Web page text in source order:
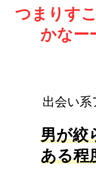
つまりす
かなー
出会い系
男が絞
ある程